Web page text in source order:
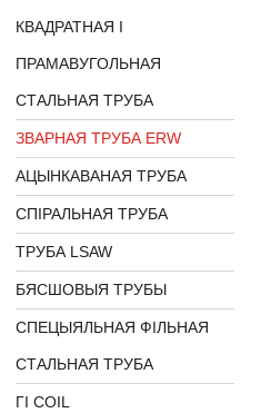
КВАДРАТНАЯ І
ПРАМАВУГОЛЬНАЯ
СТАЛЬНАЯ ТРУБА
ЗВАРНАЯ ТРУБА ERW
АЦЫНКАВАНАЯ ТРУБА
СПІРАЛЬНАЯ ТРУБА
ТРУБА LSAW
БЯСШОВЫЯ ТРУБЫ
СПЕЦЫЯЛЬНАЯ ФІЛЬНАЯ
СТАЛЬНАЯ ТРУБА
ГІ COIL